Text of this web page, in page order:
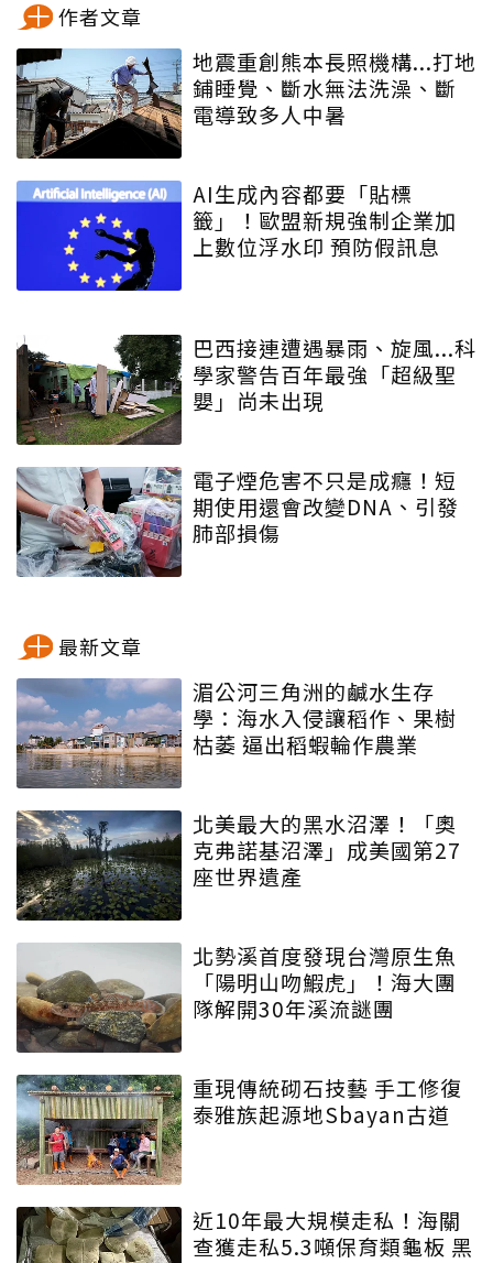
作者文章
地震重創熊本長照機構...打地
鋪睡覺、斷水無法洗澡、斷
電導致多人中暑
AI生成內容都要「貼標
籤」！歐盟新規強制企業加
上數位浮水印 預防假訊息
巴西接連遭遇暴雨、旋風...科
學家警告百年最強「超級聖
嬰」尚未出現
電子煙危害不只是成癮！短
期使用還會改變DNA、引發
肺部損傷
最新文章
湄公河三角洲的鹹水生存
學：海水入侵讓稻作、果樹
枯萎 逼出稻蝦輪作農業
北美最大的黑水沼澤！「奧
克弗諾基沼澤」成美國第27
座世界遺產
北勢溪首度發現台灣原生魚
「陽明山吻鰕虎」！海大團
隊解開30年溪流謎團
重現傳統砌石技藝 手工修復
泰雅族起源地Sbayan古道
近10年最大規模走私！海關
查獲走私5.3噸保育類龜板 黑